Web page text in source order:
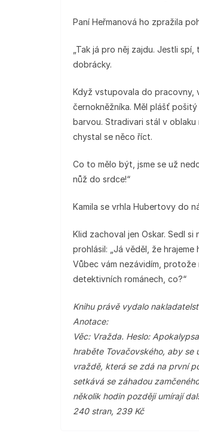
Paní Heřmanová ho zpražila
„Tak já pro něj zajdu. Jestli
dobrácky.
Když vstupovala do pracovny,
černokněžníka. Měl plášť
barvou. Stradivari stál v oblaku
chystal se něco říct.
Co to mělo být, jsme se už
nůž do srdce!“
Kamila se vrhla Hubertovy do
Klid zachoval jen Oskar. Sedl
prohlásil: „Já věděl, že
Vůbec vám nezávidím,
detektivních románech, co?“
Knihu právě vydalo
Anotace:
Věc: Vražda. Heslo:
hraběte Tovačovského, aby se
vraždě, která se zdá na první
setkává se záhadou
několik hodin později umírají
240 stran, 239 Kč